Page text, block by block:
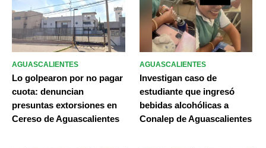
AGUASCALIENTES
Lo golpearon por no pagar
cuota: denuncian
presuntas extorsiones en
Cereso de Aguascalientes
AGUASCALIENTES
Investigan caso de
estudiante que ingresó
bebidas alcohólicas a
Conalep de Aguascalientes